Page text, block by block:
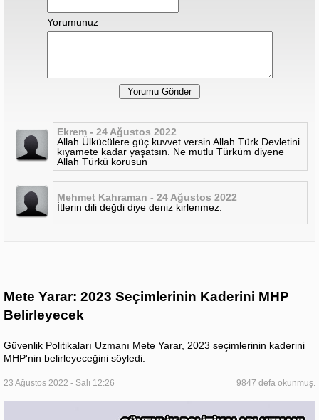
Yorumunuz
Ekrem - 24 Ağustos 2022
Allah Ülkücülere güç kuvvet versin Allah Türk Devletini
kıyamete kadar yaşatsın. Ne mutlu Türküm diyene
Allah Türkü korusun
Mehmet Kahraman - 24 Ağustos 2022
İtlerin dili değdi diye deniz kirlenmez.
Mete Yarar: 2023 Seçimlerinin Kaderini MHP
Belirleyecek
Güvenlik Politikaları Uzmanı Mete Yarar, 2023 seçimlerinin kaderini
MHP'nin belirleyeceğini söyledi.
23 Ağustos 2022 - Salı 12:26 9847 defa okunmuş.